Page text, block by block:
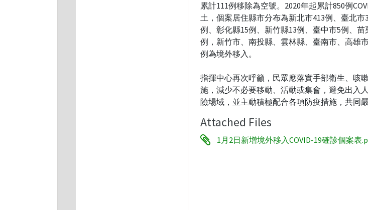
累計111例移除為空號。2020年起累計850例
土，個案居住縣市分布為新北市413例、臺北市
例、彰化縣15例、新竹縣13例、臺中市5例、
例，新竹市、南投縣、雲林縣、臺南市、高雄
例為境外移入。
指揮中心再次呼籲，民眾應落實手部衛生、咳
施，減少不必要移動、活動或集會，避免出入
險場域，並主動積極配合各項防疫措施，共同嚴
Attached Files
1月2日新增境外移入COVID-19確診個案表